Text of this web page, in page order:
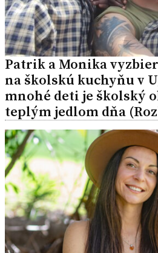
Patrik a Monika
na školskú kuchyňu v
mnohé deti je školský
teplým jedlom dňa